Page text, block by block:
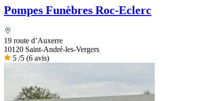
Pompes Funèbres Roc-Eclerc
19 route d’Auxerre
10120 Saint-André-les-Vergers
5 /5 (6 avis)